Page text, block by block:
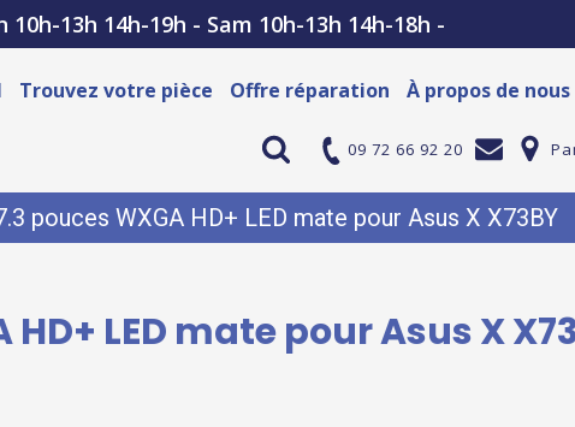
13h 14h-19h - Sam 10h-13h 14h-18h -
Trouvez votre pièce Offre réparation À propos de nous
09 72 66 92 20
pouces WXGA HD+ LED mate pour Asus X X73BY
HD+ LED mate pour Asus X